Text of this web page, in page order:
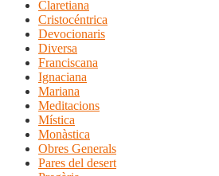
Claretiana
Cristocéntrica
Devocionaris
Diversa
Franciscana
Ignaciana
Mariana
Meditacions
Mística
Monàstica
Obres Generals
Pares del desert